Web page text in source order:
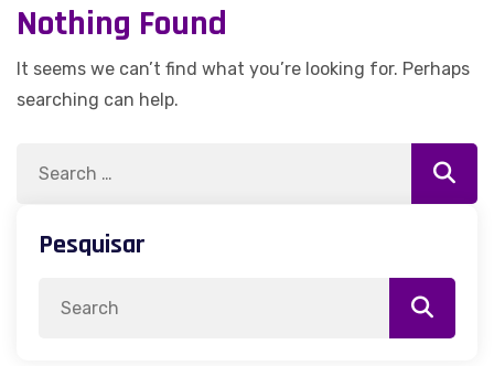
Nothing Found
It seems we can’t find what you’re looking for. Perhaps
searching can help.
Pesquisar